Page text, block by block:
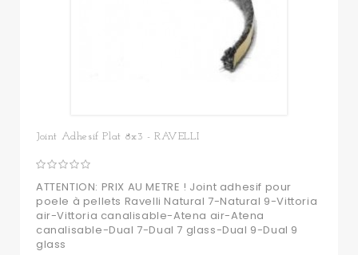
Joint Adhesif Plat 8x3 - RAVELLI
ATTENTION: PRIX AU METRE ! Joint adhesif pour
poele à pellets Ravelli Natural 7-Natural 9-Vittoria
air-Vittoria canalisable-Atena air-Atena
canalisable-Dual 7-Dual 7 glass-Dual 9-Dual 9
glass